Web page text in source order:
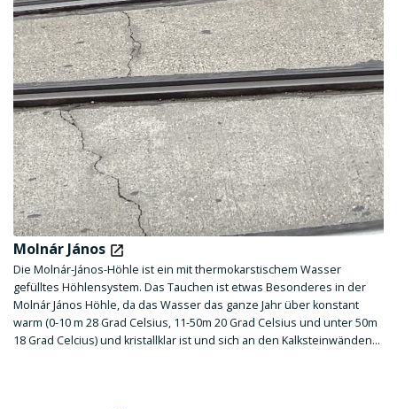
Molnár János
Die Molnár-János-Höhle ist ein mit thermokarstischem Wasser
gefülltes Höhlensystem. Das Tauchen ist etwas Besonderes in der
Molnár János Höhle, da das Wasser das ganze Jahr über konstant
warm (0-10 m 28 Grad Celsius, 11-50m 20 Grad Celsius und unter 50m
18 Grad Celcius) und kristallklar ist und sich an den Kalksteinwänden